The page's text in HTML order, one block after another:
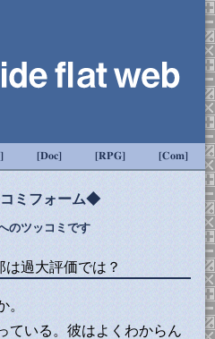
[Doc] [RPG] [Com]
ミフォーム◆
のツッコミです
過大評価では？
いる。彼はよくわからん